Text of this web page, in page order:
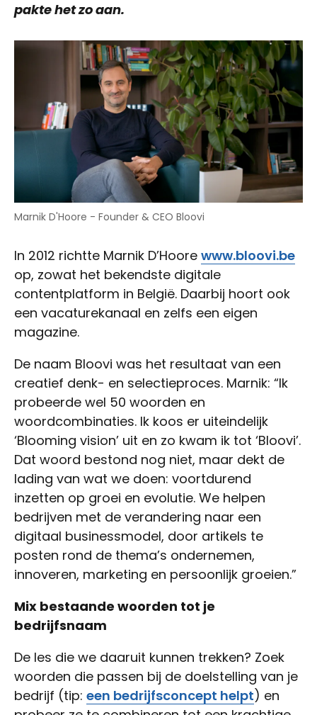
pakte het zo aan.
Marnik D'Hoore - Founder & CEO Bloovi
In 2012 richtte Marnik D’Hoore www.bloovi.be
op, zowat het bekendste digitale
contentplatform in België. Daarbij hoort ook
een vacaturekanaal en zelfs een eigen
magazine.
De naam Bloovi was het resultaat van een
creatief denk- en selectieproces. Marnik: “Ik
probeerde wel 50 woorden en
woordcombinaties. Ik koos er uiteindelijk
‘Blooming vision’ uit en zo kwam ik tot ‘Bloovi’.
Dat woord bestond nog niet, maar dekt de
lading van wat we doen: voortdurend
inzetten op groei en evolutie. We helpen
bedrijven met de verandering naar een
digitaal businessmodel, door artikels te
posten rond de thema’s ondernemen,
innoveren, marketing en persoonlijk groeien.”
Mix bestaande woorden tot je
bedrijfsnaam
De les die we daaruit kunnen trekken? Zoek
woorden die passen bij de doelstelling van je
bedrijf (tip: een bedrijfsconcept helpt) en